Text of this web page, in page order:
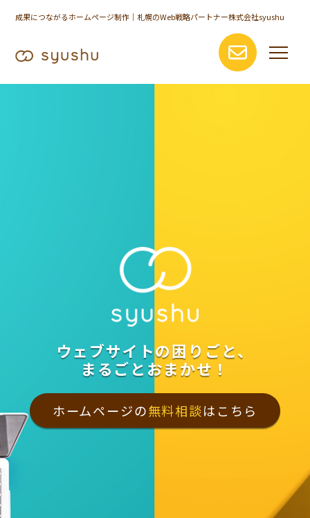
成果につながるホームページ制作｜札幌のWeb戦略パートナー株式会社syushu
ウェブサイトの困りごと、
まるごとおまかせ！
ホームページの無料相談はこちら